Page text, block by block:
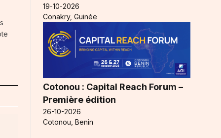
19-10-2026
Conakry, Guinée
Cotonou : Capital Reach Forum –
Première édition
26-10-2026
Cotonou, Benin